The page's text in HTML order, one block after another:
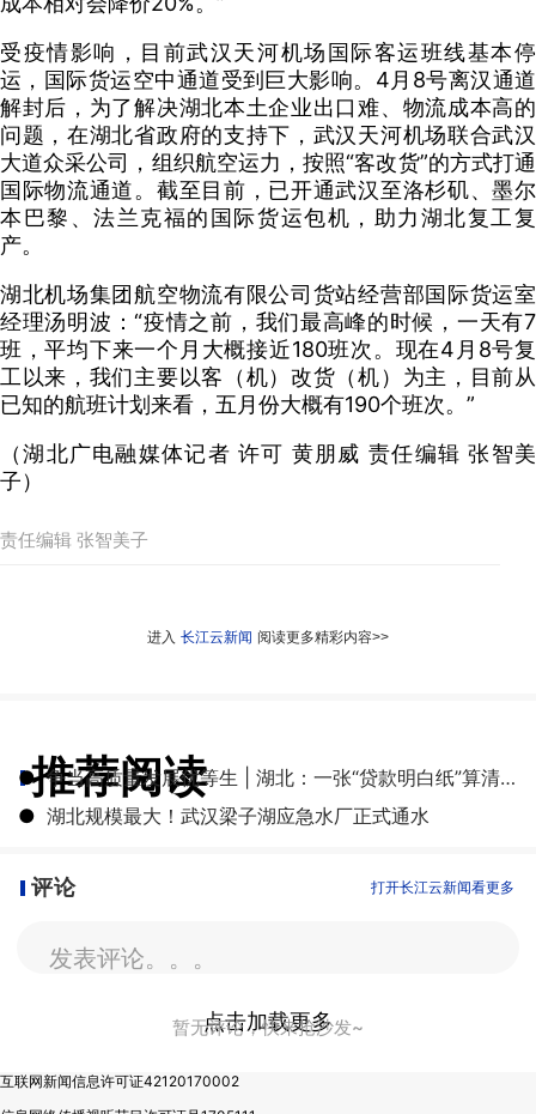
受疫情影响，目前武汉天河机场国际客运班线基本停
运，国际货运空中通道受到巨大影响。4月8号离汉通道
解封后，为了解决湖北本土企业出口难、物流成本高的
问题，在湖北省政府的支持下，武汉天河机场联合武汉
大道众采公司，组织航空运力，按照“客改货”的方式打通
国际物流通道。截至目前，已开通武汉至洛杉矶、墨尔
本巴黎、法兰克福的国际货运包机，助力湖北复工复
产。
湖北机场集团航空物流有限公司货站经营部国际货运室
经理汤明波：“疫情之前，我们最高峰的时候，一天有7
班，平均下来一个月大概接近180班次。现在4月8号复
工以来，我们主要以客（机）改货（机）为主，目前从
已知的航班计划来看，五月份大概有190个班次。”
（湖北广电融媒体记者 许可 黄朋威 责任编辑 张智美
子）
责任编辑 张智美子
进入 长江云新闻 阅读更多精彩内容>>
推荐阅读
●
争当高质量发展优等生 | 湖北：一张“贷款明白纸”算清融资成本账
● 湖北规模最大！武汉梁子湖应急水厂正式通水
评论 打开长江云新闻看更多
发表评论。。。
暂无评论，快来抢沙发~
点击加载更多
互联网新闻信息许可证42120170002